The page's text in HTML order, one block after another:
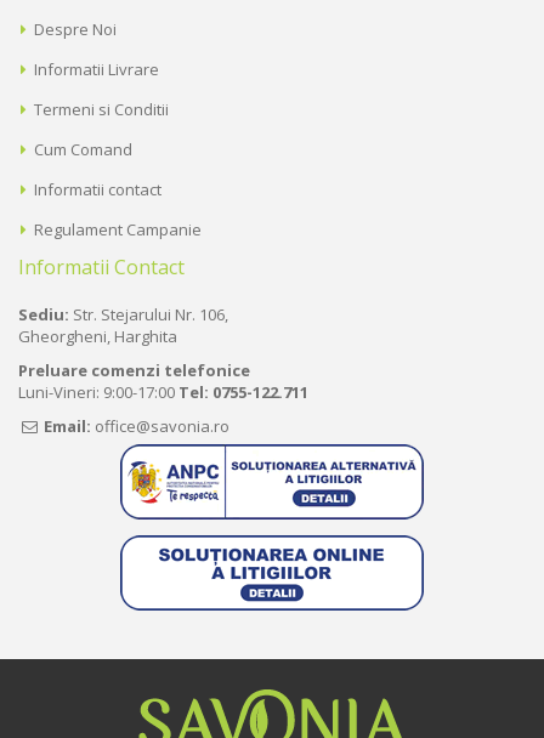
Despre Noi
Informatii Livrare
Termeni si Conditii
Cum Comand
Informatii contact
Regulament Campanie
Informatii Contact
Sediu: Str. Stejarului Nr. 106,
Gheorgheni, Harghita
Preluare comenzi telefonice
Luni-Vineri: 9:00-17:00 Tel: 0755-122.711
Email: office@savonia.ro